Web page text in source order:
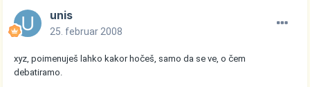
unis
25. februar 2008
xyz, poimenuješ lahko kakor hočeš, samo da se ve, o čem
debatiramo.